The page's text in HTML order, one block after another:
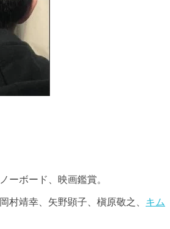
ーボード、映画鑑賞。
村靖幸、矢野顕子、槇原敬之、 キム